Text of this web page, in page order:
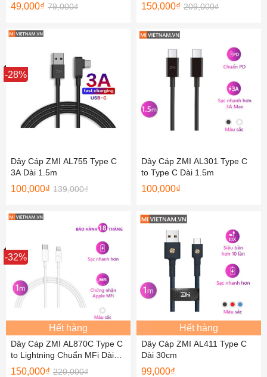
49,000₫ 79,000₫ 150,000₫ 209,000₫
Sale
-28%
Dây Cáp ZMI AL755 Type C
3A Dài 1.5m
100,000₫ 139,000₫
Dây Cáp ZMI AL301 Type C
to Type C Dài 1.5m
100,000₫
Sale
-32%
Hết hàng
Dây Cáp ZMI AL870C Type C
to Lightning Chuẩn MFi Dài
1m
150,000₫ 220,000₫
Hết hàng
Dây Cáp ZMI AL411 Type C
Dài 30cm
99,000₫